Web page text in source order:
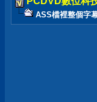
ASS檔裡整個字